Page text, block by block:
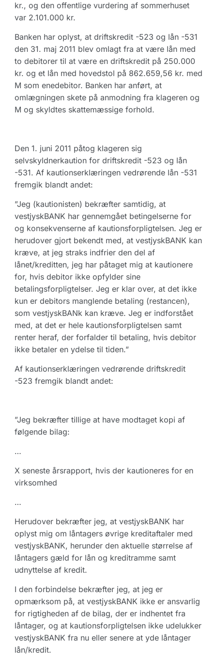
kr., og den offentlige vurdering af sommerhuset
var 2.101.000 kr.
Banken har oplyst, at driftskredit -523 og lån -531
den 31. maj 2011 blev omlagt fra at være lån med
to debitorer til at være en driftskredit på 250.000
kr. og et lån med hovedstol på 862.659,56 kr. med
M som enedebitor. Banken har anført, at
omlægningen skete på anmodning fra klageren og
M og skyldtes skattemæssige forhold.
Den 1. juni 2011 påtog klageren sig
selvskyldnerkaution for driftskredit -523 og lån
-531. Af kautionserklæringen vedrørende lån -531
fremgik blandt andet:
”Jeg (kautionisten) bekræfter samtidig, at
vestjyskBANK har gennemgået betingelserne for
og konsekvenserne af kautionsforpligtelsen. Jeg er
herudover gjort bekendt med, at vestjyskBANK kan
kræve, at jeg straks indfrier den del af
lånet/kreditten, jeg har påtaget mig at kautionere
for, hvis debitor ikke opfylder sine
betalingsforpligtelser. Jeg er klar over, at det ikke
kun er debitors manglende betaling (restancen),
som vestjyskBANk kan kræve. Jeg er indforstået
med, at det er hele kautionsforpligtelsen samt
renter heraf, der forfalder til betaling, hvis debitor
ikke betaler en ydelse til tiden.”
Af kautionserklæringen vedrørende driftskredit
-523 fremgik blandt andet:
”Jeg bekræfter tillige at have modtaget kopi af
følgende bilag:
…
X seneste årsrapport, hvis der kautioneres for en
virksomhed
…
Herudover bekræfter jeg, at vestjyskBANK har
oplyst mig om låntagers øvrige kreditaftaler med
vestjyskBANK, herunder den aktuelle størrelse af
låntagers gæld for lån og kreditramme samt
udnyttelse af kredit.
I den forbindelse bekræfter jeg, at jeg er
opmærksom på, at vestjyskBANK ikke er ansvarlig
for rigtigheden af de bilag, der er indhentet fra
låntager, og at kautionsforpligtelsen ikke udelukker
vestjyskBANK fra nu eller senere at yde låntager
lån/kredit.